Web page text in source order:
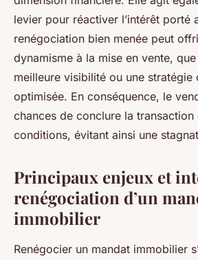
levier pour réactiver l’intérêt porté
renégociation bien menée peut
dynamisme à la mise en vente,
meilleure visibilité ou une stratégie
optimisée. En conséquence, le
chances de conclure la transaction
conditions, évitant ainsi une
Principaux enjeux et
renégociation d’un
immobilier
Renégocier un mandat immobilier